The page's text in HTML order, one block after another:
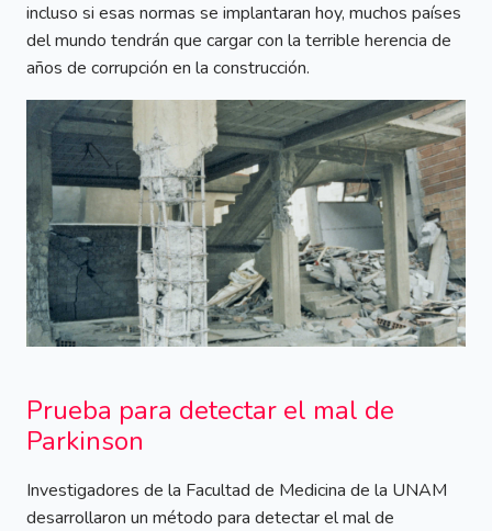
incluso si esas normas se implantaran hoy, muchos países
del mundo tendrán que cargar con la terrible herencia de
años de corrupción en la construcción.
Prueba para detectar el mal de
Parkinson
Investigadores de la Facultad de Medicina de la UNAM
desarrollaron un método para detectar el mal de